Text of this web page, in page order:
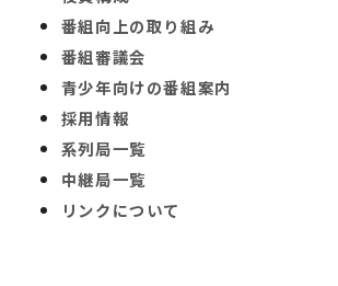
番組向上の取り組み
番組審議会
青少年向けの番組案内
採用情報
系列局一覧
中継局一覧
リンクについて